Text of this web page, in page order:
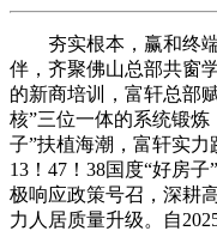
夯实根本，赢和终端
伴，齐聚佛山总部共窗
的新商培训，富轩总部
核”三位一体的系统锻
子”扶植海潮，富轩实力
13！47！38国度“好房
极响应政策号召，深耕
力人居质量升级。自